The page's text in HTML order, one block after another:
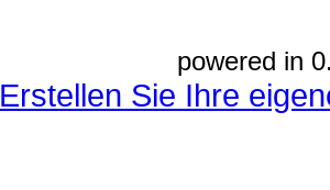
powered in
Erstellen Sie Ihre